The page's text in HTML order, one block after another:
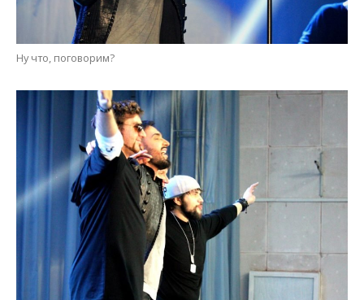
Ну что, поговорим?